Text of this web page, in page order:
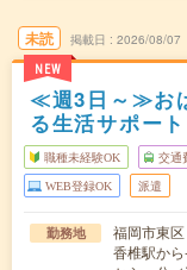
未読
NEW
掲載日 2026/08/07
≪週3日～≫お
る生活サポート
職種未経験OK 交通
WEB登録OK 派遣
勤務地
福岡市東区
香椎駅か